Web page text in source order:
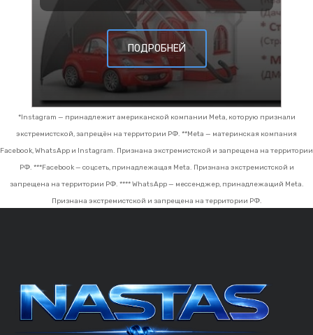
ПОДРОБНЕЙ
*Instagram — принадлежит американской компании Meta, которую признали
экстремистской, запрещён на территории РФ. **Meta — материнская компания
Facebook, WhatsApp и Instagram. Признана экстремистской и запрещена на территории
РФ. ***Facebook — соцсеть, принадлежащая Meta. Признана экстремистской и
запрещена на территории РФ. **** WhatsApp — мессенджер, принадлежащий Meta.
Признана экстремистской и запрещена на территории РФ.